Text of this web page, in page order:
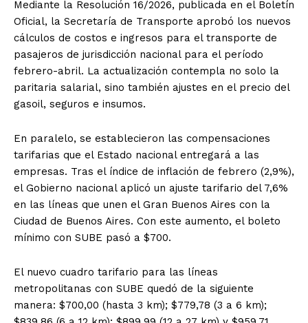
Mediante la Resolución 16/2026, publicada en el Boletín
Oficial, la Secretaría de Transporte aprobó los nuevos
cálculos de costos e ingresos para el transporte de
pasajeros de jurisdicción nacional para el período
febrero-abril. La actualización contempla no solo la
paritaria salarial, sino también ajustes en el precio del
gasoil, seguros e insumos.
En paralelo, se establecieron las compensaciones
tarifarias que el Estado nacional entregará a las
empresas. Tras el índice de inflación de febrero (2,9%),
el Gobierno nacional aplicó un ajuste tarifario del 7,6%
en las líneas que unen el Gran Buenos Aires con la
Ciudad de Buenos Aires. Con este aumento, el boleto
mínimo con SUBE pasó a $700.
El nuevo cuadro tarifario para las líneas
metropolitanas con SUBE quedó de la siguiente
manera: $700,00 (hasta 3 km); $779,78 (3 a 6 km);